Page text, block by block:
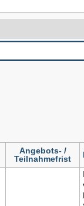
Angebots- /
Teilnahmefrist